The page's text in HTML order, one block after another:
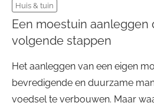
Huis & tuin
Een moestuin aanleggen
volgende stappen
Het aanleggen van een eigen
bevredigende en duurzame
voedsel te verbouwen. Maar